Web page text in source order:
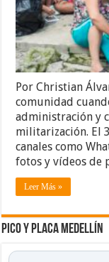
Por Christian
comunidad
administración y
militarización. El
canales como
fotos y vídeos de
Leer Más »
Pico y placa Medellín